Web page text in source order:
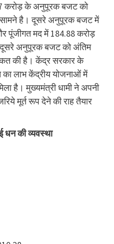
करोड़ के अनुपूरक बजट को
सामने है। दूसरे अनुपूरक बजट में
पूंजीगत मद में 184.88 करोड़
दूसरे अनुपूरक बजट को अंतिम
की है। केंद्र सरकार के
का लाभ केंद्रीय योजनाओं में
है। मुख्यमंत्री धामी ने अपनी
मूर्त रूप देने की राह तैयार
की व्यवस्था